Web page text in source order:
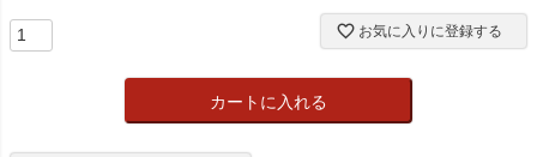
お気に入りに登録する
カートに入れる